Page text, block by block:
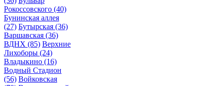
Рокоссовского (40)
Бунинская аллея
(27) Бутырская (36)
Варшавская (36)
ВДНХ (85) Верхние
Лихоборы (24)
Владыкино (16)
Водный Стадион
(56) Войковская